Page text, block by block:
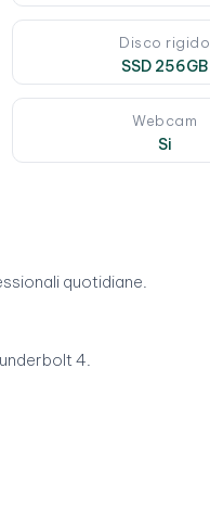
Disco rigido
SSD 256GB
Webcam
Si
quotidiane.
4.